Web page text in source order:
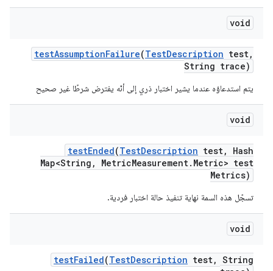
void
testAssumptionFailure(TestDescription test,
String trace)
يتم استدعاؤه عندما يشير اختبار ذري إلى أنّه يفترض شرطًا غير صحيح
void
testEnded(TestDescription test,
Hash
Map<String , MetricMeasurement. Metric> test
Metrics)
تسجّل هذه السمة نهاية تنفيذ حالة اختبار فردية.
void
testFailed(TestDescription test, String